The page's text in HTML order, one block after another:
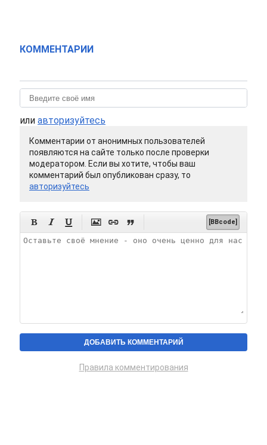
КОММЕНТАРИИ
или авторизуйтесь
Комментарии от анонимных пользователей
появляются на сайте только после проверки
модератором. Если вы хотите, чтобы ваш
комментарий был опубликован сразу, то
авторизуйтесь
      [BBcode]
Правила комментирования